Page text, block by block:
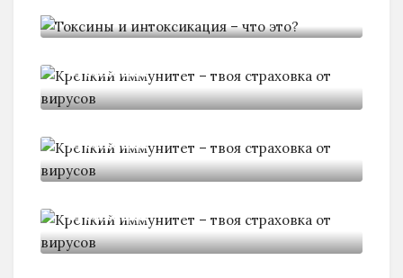
страховка
страховка
страховка